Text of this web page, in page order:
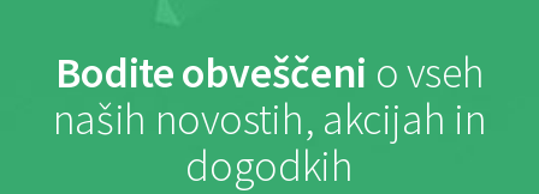
Bodite obveščeni o vseh
naših novostih, akcijah in
dogodkih